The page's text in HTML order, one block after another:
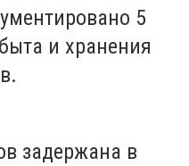
5
и хранения
задержана в